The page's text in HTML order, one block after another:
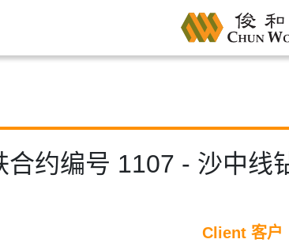
合约编号 1107 - 沙中线
Client 客户